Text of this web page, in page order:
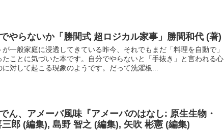
やらないか「勝間式 超ロジカル家事」勝間和代 (著)
一般家庭に浸透してきている昨今、それでもまだ「料理を自動で」
たことに気づいた本です。自分でやらないと「手抜き」と言われる心
対して起こる現象のようです。だって洗濯板...
ん、アメーバ風味『アメーバのはなし: 原生生物・
郎 (編集), 島野 智之 (編集), 矢吹 彬憲 (編集)